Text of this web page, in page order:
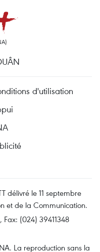
d'utilisation
délivré le 11 septembre
et de la Communication.
Fax: (024) 39411348
La reproduction sans la